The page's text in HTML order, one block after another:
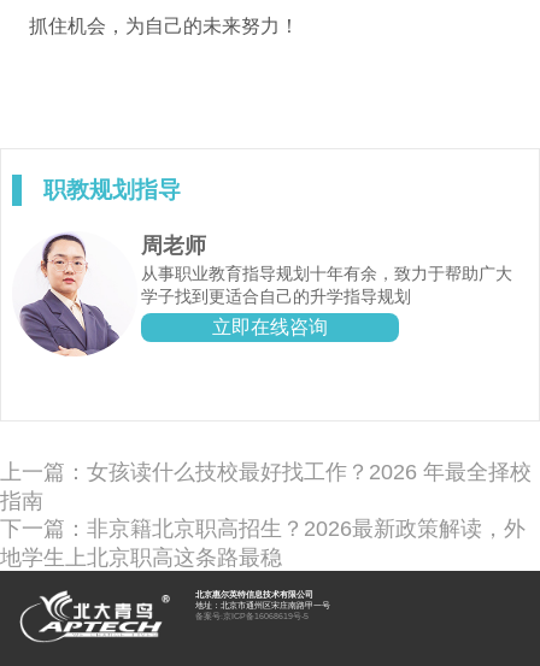
抓住机会，为自己的未来努力！
职教规划指导
周老师
从事职业教育指导规划十年有余，致力于帮助广大
学子找到更适合自己的升学指导规划
立即在线咨询
上一篇：女孩读什么技校最好找工作？2026 年最全择校
指南
下一篇：非京籍北京职高招生？2026最新政策解读，外
地学生上北京职高这条路最稳
北京惠尔英特信息技术有限公司
地址：北京市通州区宋庄南路甲一号
备案号: 京ICP备16068619号-5